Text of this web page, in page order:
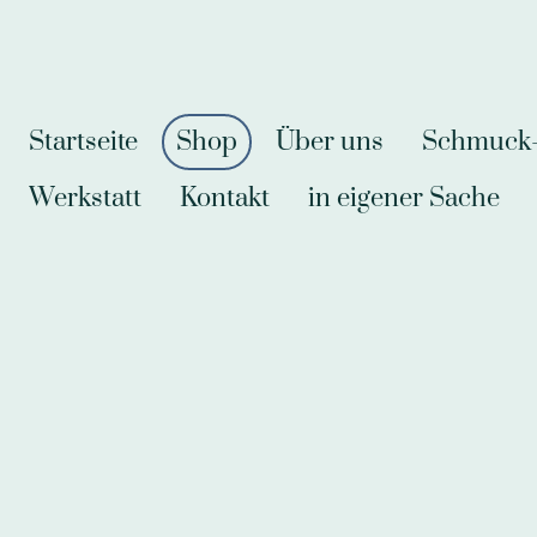
Startseite Shop Über uns
Werkstatt
Kontakt in eigener Sache